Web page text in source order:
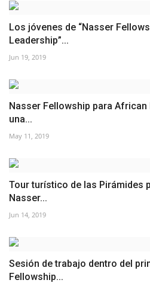
Los jóvenes de “Nasser
Leadership”...
Jun 19, 2019
Nasser Fellowship para
una...
May 11, 2019
Tour turístico de las Pirámides
Nasser...
Jun 14, 2019
Sesión de trabajo dentro del
Fellowship...